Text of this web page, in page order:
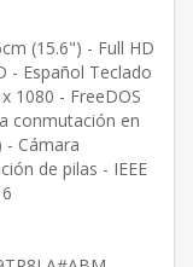
(15.6") - Full HD
- Español Teclado
1080 - FreeDOS
conmutación en
- Cámara
de pilas - IEEE